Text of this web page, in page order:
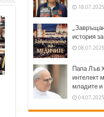
18.07.2025
история
08.07.2025
Папа Лъв
интелект
младите и
04.07.2025